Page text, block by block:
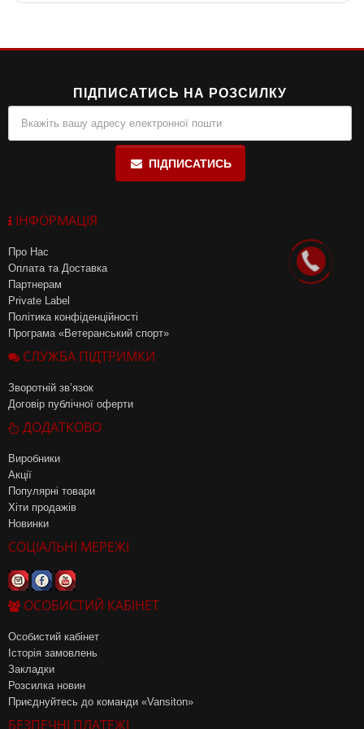
ПІДПИСАТИСЬ НА РОЗСИЛКУ
ПІДПИСАТИСЬ
ІНФОРМАЦІЯ
Про Нас
Оплата та Доставка
Партнерам
Private Label
Політика конфіденційності
Програма «Ветеранський спорт»
СЛУЖБА ПІДТРИМКИ
Зворотній зв’язок
Договір публічної оферти
ДОДАТКОВО
Виробники
Акції
Популярні товари
Хіти продажів
Новинки
СОЦІАЛЬНІ МЕРЕЖІ
ОСОБИСТИЙ КАБІНЕТ
Особистий кабінет
Історія замовлень
Закладки
Розсилка новин
Приєднуйтесь до команди «Vansiton»
БЕЗПЕЧНІ ПЛАТЕЖІ